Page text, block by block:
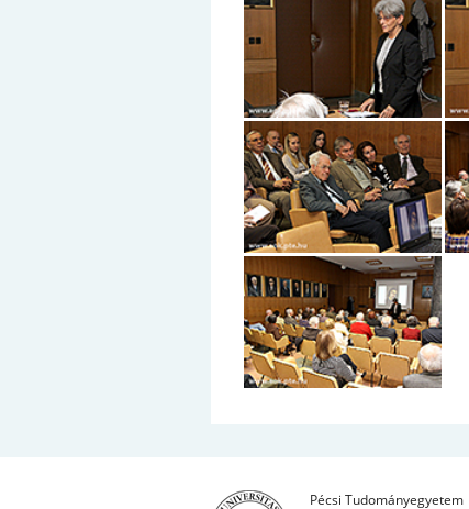
Pécsi Tudományegyetem